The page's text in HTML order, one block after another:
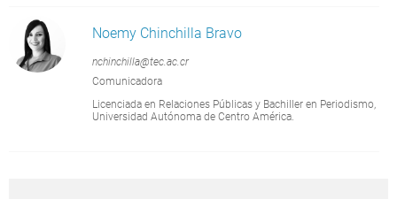
Noemy Chinchilla Bravo
nchinchilla@tec.ac.cr
Comunicadora
Licenciada en Relaciones Públicas y Bachiller en Periodismo,
Universidad Autónoma de Centro América.